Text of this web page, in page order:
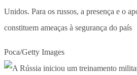
Unidos. Para os russos, a presença e o
constituem ameaças à segurança do país
Poca/Getty Images